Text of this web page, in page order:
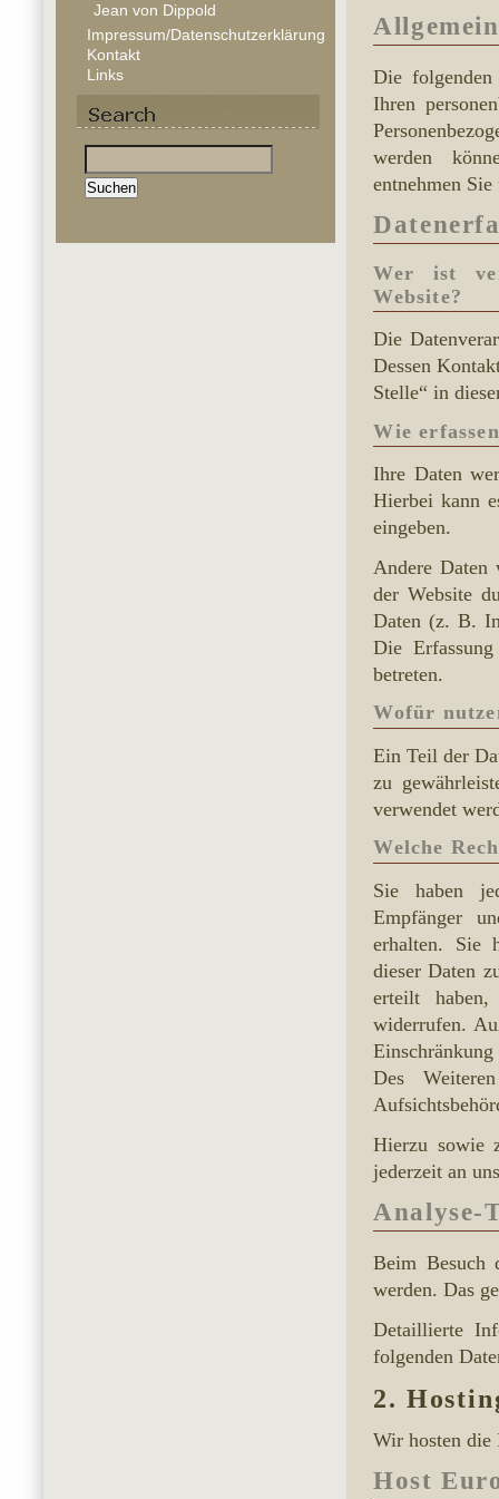
Die
Ihren
werden
entnehmen
Wer ist
Website?
Die
Dessen
Stelle“ in
Wie
Ihre Daten
Hierbei kann
eingeben.
Andere Daten
der Website
Daten (z. B.
Die
betreten.
Wofür
Ein Teil der
zu
verwendet
Welche
Sie haben
Empfänger
erhalten. Sie
dieser Daten
erteilt
widerrufen.
Des
Hierzu sowie
jederzeit an
Analyse-
Beim Besuch
werden. Das
Detaillierte
folgenden
2.
Wir hosten die
Host
Jean von Dippold
Impressum/Datenschutzerklärung
Kontakt
Links